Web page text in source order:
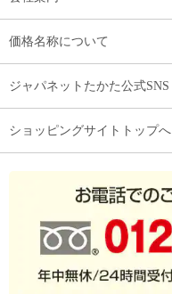
価格名称について
ジャパネットたかた公式SNS
ショッピングサイトトップへ